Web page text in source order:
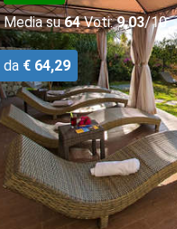
Media su64Voti: 9,03/10
da € 64,29